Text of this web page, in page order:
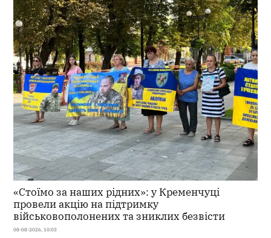
«Стоїмо за наших рідних»: у Кременчуці
провели акцію на підтримку
військовополонених та зниклих безвісти
08-08-2026, 10:03